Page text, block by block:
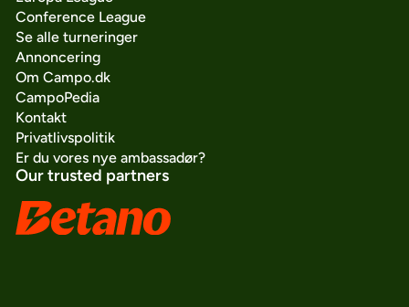
Conference League
Se alle turneringer
Annoncering
Om Campo.dk
CampoPedia
Kontakt
Privatlivspolitik
Er du vores nye ambassadør?
Our trusted partners